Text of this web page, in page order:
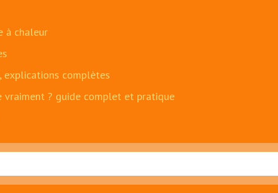
à chaleur
explications complètes
vraiment ? guide complet et pratique